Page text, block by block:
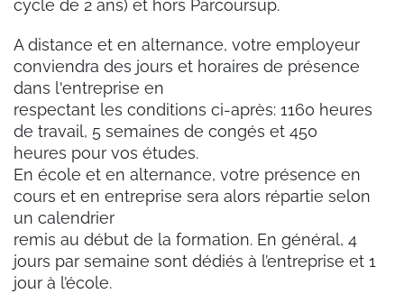
cycle de 2 ans) et hors Parcoursup.
A distance et en alternance, votre employeur
conviendra des jours et horaires de présence
dans l'entreprise en
respectant les conditions ci-après: 1160 heures
de travail, 5 semaines de congés et 450
heures pour vos études.
En école et en alternance, votre présence en
cours et en entreprise sera alors répartie selon
un calendrier
remis au début de la formation. En général, 4
jours par semaine sont dédiés à l’entreprise et 1
jour à l’école.